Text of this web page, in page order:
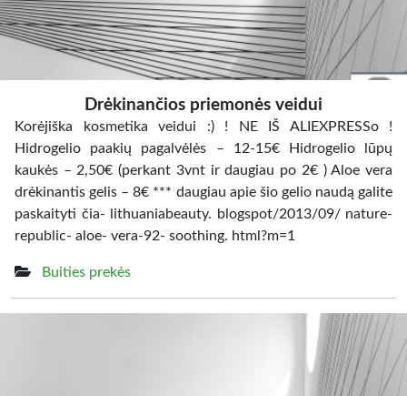
Drėkinančios priemonės veidui
Korėjiška kosmetika veidui :) ! NE IŠ ALIEXPRESSo !
Hidrogelio paakių pagalvėlės – 12-15€ Hidrogelio lūpų
kaukės – 2,50€ (perkant 3vnt ir daugiau po 2€ ) Aloe vera
drėkinantis gelis – 8€ *** daugiau apie šio gelio naudą galite
paskaityti čia- lithuaniabeauty. blogspot/2013/09/ nature-
republic- aloe- vera-92- soothing. html?m=1
Buities prekės